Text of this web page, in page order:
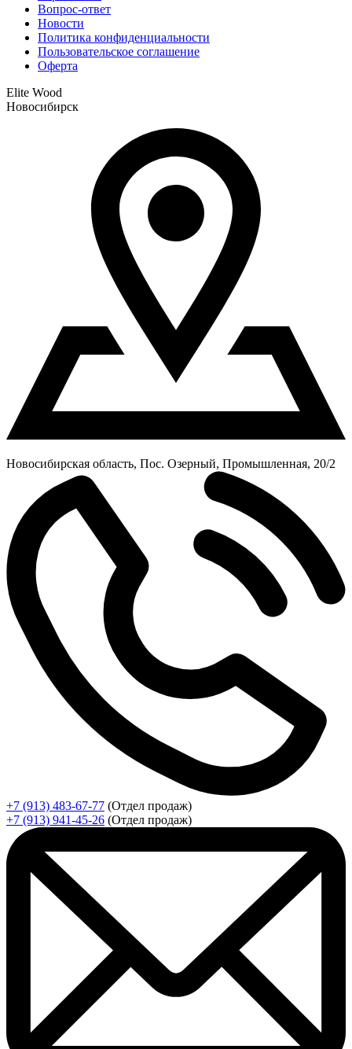
Вопрос-ответ
Новости
Политика конфиденциальности
Пользовательское соглашение
Оферта
Elite Wood
Новосибирск
Новосибирская область, Пос. Озерный, Промышленная, 20/2
+7 (913) 483-67-77 (Отдел продаж)
+7 (913) 941-45-26 (Отдел продаж)